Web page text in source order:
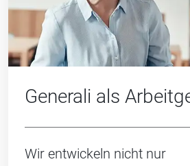
Generali als
Wir entwickeln nicht nur